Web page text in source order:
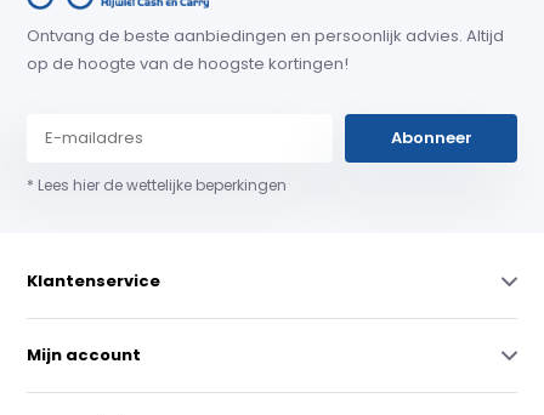
Ontvang de beste aanbiedingen en persoonlijk advies. Altijd
op de hoogte van de hoogste kortingen!
Abonneer
* Lees hier de wettelijke beperkingen
Klantenservice
Mijn account